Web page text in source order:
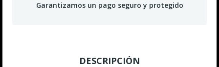
Garantizamos un pago seguro y protegido
DESCRIPCIÓN